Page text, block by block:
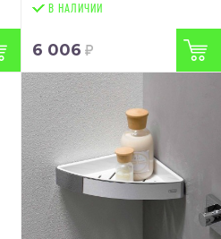
В НАЛИЧИИ
6 006